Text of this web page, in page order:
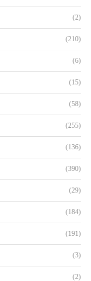
(2)
(210)
(6)
(15)
(58)
(255)
(136)
(390)
(29)
(184)
(191)
(3)
(2)